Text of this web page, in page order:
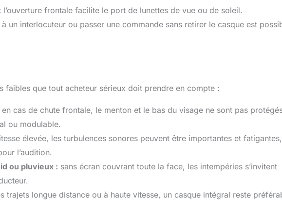
l’ouverture frontale facilite le port de lunettes de vue ou de soleil.
un interlocuteur ou passer une commande sans retirer le casque est
faibles que tout acheteur sérieux doit prendre en compte :
en cas de chute frontale, le menton et le bas du visage ne sont pas
ou modulable.
élevée, les turbulences sonores peuvent être importantes et fatigantes,
l’audition.
ou pluvieux : sans écran couvrant toute la face, les intempéries s’invitent
trajets longue distance ou à haute vitesse, un casque intégral reste